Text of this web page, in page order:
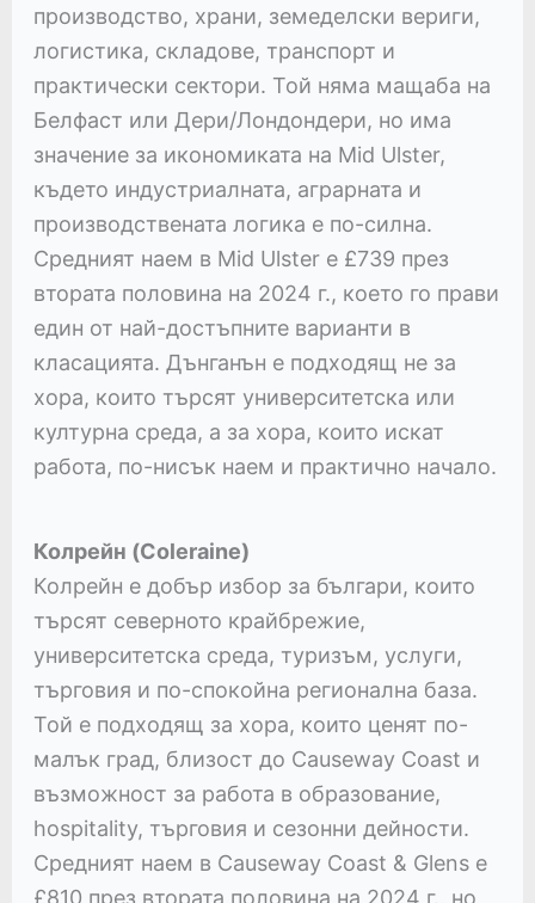
производство, храни, земеделски вериги,
логистика, складове, транспорт и
практически сектори. Той няма мащаба на
Белфаст или Дери/Лондондери, но има
значение за икономиката на Mid Ulster,
където индустриалната, аграрната и
производствената логика е по-силна.
Средният наем в Mid Ulster е £739 през
втората половина на 2024 г., което го прави
един от най-достъпните варианти в
класацията. Дънганън е подходящ не за
хора, които търсят университетска или
културна среда, а за хора, които искат
работа, по-нисък наем и практично начало.
Колрейн (Coleraine)
Колрейн е добър избор за българи, които
търсят северното крайбрежие,
университетска среда, туризъм, услуги,
търговия и по-спокойна регионална база.
Той е подходящ за хора, които ценят по-
малък град, близост до Causeway Coast и
възможност за работа в образование,
hospitality, търговия и сезонни дейности.
Средният наем в Causeway Coast & Glens е
£810 през втората половина на 2024 г., но